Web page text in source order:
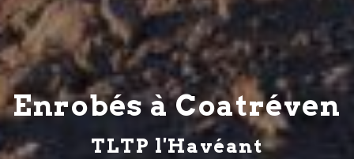
Enrobés à Coatréven
TLTP l'Havéant